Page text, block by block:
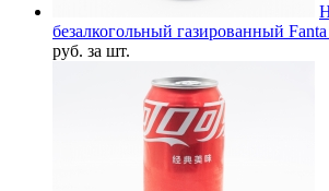
безалкогольный газированный
руб. за шт.